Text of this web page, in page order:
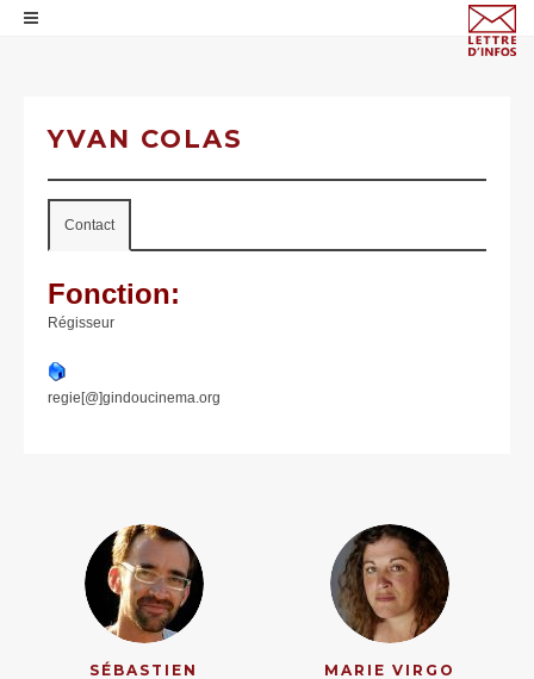
YVAN COLAS
Contact
Fonction:
Régisseur
regie[@]gindoucinema.org
SÉBASTIEN
MARIE VIRGO